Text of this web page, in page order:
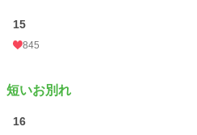
15
845
短いお別れ
16